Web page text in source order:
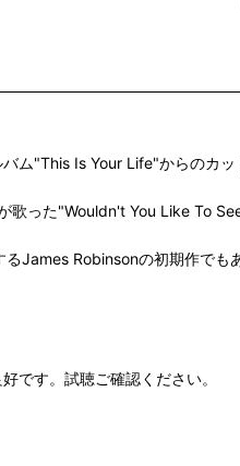
ム"This Is Your Life"からのカッ
った"Wouldn't You Like To
James Robinsonの初期作でも
です。試聴ご確認ください。